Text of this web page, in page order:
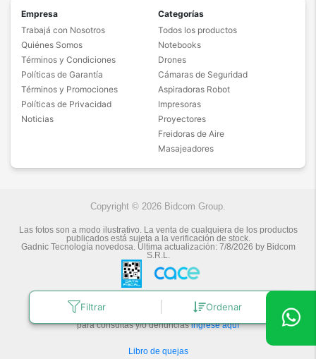
Filtrar Ordenar
Empresa
Trabajá con Nosotros
Quiénes Somos
Términos y Condiciones
Políticas de Garantía
Términos y Promociones
Políticas de Privacidad
Noticias
Categorías
Todos los productos
Notebooks
Drones
Cámaras de Seguridad
Aspiradoras Robot
Impresoras
Proyectores
Freidoras de Aire
Masajeadores
Copyright © 2026 Bidcom Group.
Las fotos son a modo ilustrativo. La venta de cualquiera de los productos
publicados está sujeta a la verificación de stock.
Gadnic Tecnología novedosa.Última actualización: 7/8/2026 by Bidcom
S.R.L.
Botón de arrepentimiento
Defensa de las y los Consumidores
para consultas y/o denunciasingrese aquí
Libro de quejas